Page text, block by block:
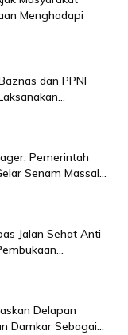
Menghadapi
dan PPNI
Pemerintah
Senam Massal...
Jalan Sehat Anti
Delapan
Damkar Sebagai...